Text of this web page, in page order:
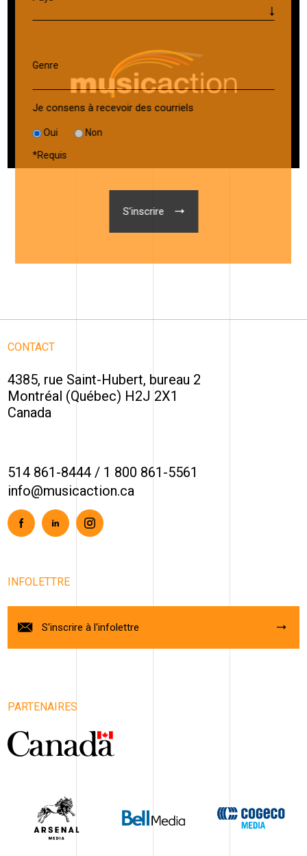
CONTACT
4385, rue Saint-Hubert, bureau 2
Montréal (Québec) H2J 2X1
Canada
514 861-8444 / 1 800 861-5561
info@musicaction.ca
FacebookLinkedinInstagram
INFOLETTRE
S'inscrire à l'infolettre
PARTENAIRES
Genre
Je consens à recevoir des courriels
Oui Non
*Requis